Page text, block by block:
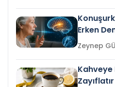
Erken
mi?
Kahveye
Zayıflatır